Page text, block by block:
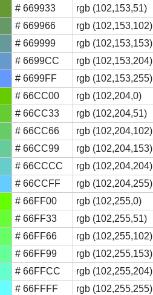
# 669933
rgb (102,153,51)
# 669966
rgb (102,153,102)
# 669999
rgb (102,153,153)
# 6699CC
rgb (102,153,204)
# 6699FF
rgb (102,153,255)
# 66CC00
rgb (102,204,0)
# 66CC33
rgb (102,204,51)
# 66CC66
rgb (102,204,102)
# 66CC99
rgb (102,204,153)
# 66CCCC
rgb (102,204,204)
# 66CCFF
rgb (102,204,255)
# 66FF00
rgb (102,255,0)
# 66FF33
rgb (102,255,51)
# 66FF66
rgb (102,255,102)
# 66FF99
rgb (102,255,153)
# 66FFCC
rgb (102,255,204)
# 66FFFF
rgb (102,255,255)